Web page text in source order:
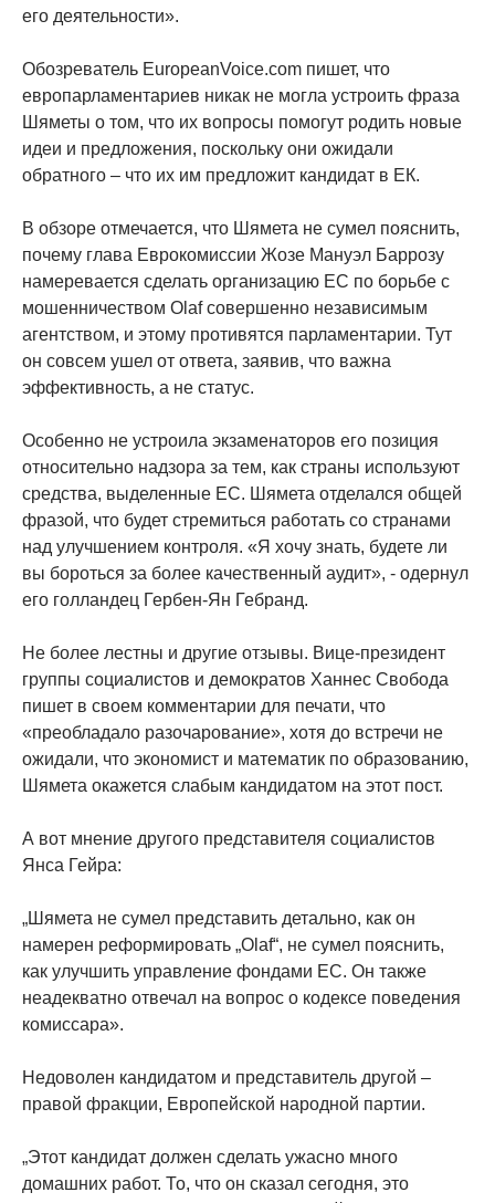
его деятельности».
Обозреватель EuropeanVoice.com пишет, что
европарламентариев никак не могла устроить фраза
Шяметы о том, что их вопросы помогут родить новые
идеи и предложения, поскольку они ожидали
обратного – что их им предложит кандидат в ЕК.
В обзоре отмечается, что Шямета не сумел пояснить,
почему глава Еврокомиссии Жозе Мануэл Баррозу
намеревается сделать организацию ЕС по борьбе с
мошенничеством Olaf совершенно независимым
агентством, и этому противятся парламентарии. Тут
он совсем ушел от ответа, заявив, что важна
эффективность, а не статус.
Особенно не устроила экзаменаторов его позиция
относительно надзора за тем, как страны используют
средства, выделенные ЕС. Шямета отделался общей
фразой, что будет стремиться работать со странами
над улучшением контроля. «Я хочу знать, будете ли
вы бороться за более качественный аудит», - одернул
его голландец Гербен-Ян Гебранд.
Не более лестны и другие отзывы. Вице-президент
группы социалистов и демократов Ханнес Свобода
пишет в своем комментарии для печати, что
«преобладало разочарование», хотя до встречи не
ожидали, что экономист и математик по образованию,
Шямета окажется слабым кандидатом на этот пост.
А вот мнение другого представителя социалистов
Янса Гейра:
„Шямета не сумел представить детально, как он
намерен реформировать „Olaf“, не сумел пояснить,
как улучшить управление фондами ЕС. Он также
неадекватно отвечал на вопрос о кодексе поведения
комиссара».
Недоволен кандидатом и представитель другой –
правой фракции, Европейской народной партии.
„Этот кандидат должен сделать ужасно много
домашних работ. То, что он сказал сегодня, это